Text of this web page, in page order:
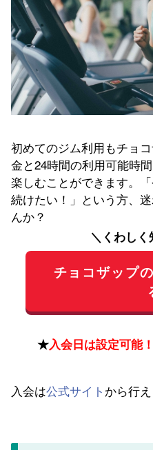
初めてのジム利用もチョ
金と24時間の利用可能時
楽しむことができます。
続けたい！」という方、
んか？
＼くわし
チョコザップ
★入会日は設定可能！
入会は公式サイト から行え